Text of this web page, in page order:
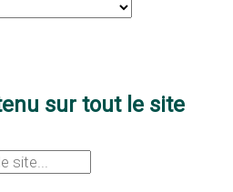
sur tout le site